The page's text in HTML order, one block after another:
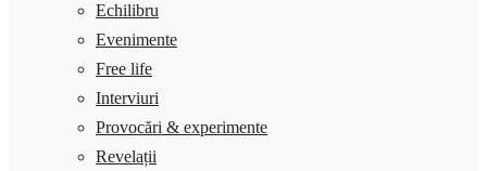
Echilibru
Evenimente
Free life
Interviuri
Provocări & experimente
Revelații